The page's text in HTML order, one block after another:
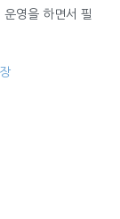
영을 하면서 필